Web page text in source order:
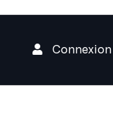
Connexion